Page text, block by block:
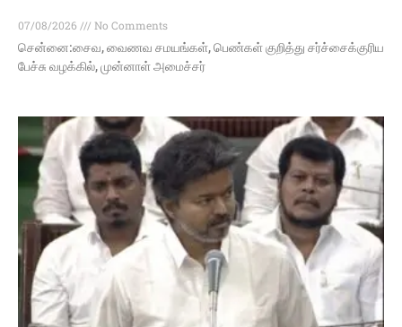
07/08/2026
No Comments
சென்னை:சைவ, வைணவ சமயங்கள், பெண்கள் குறித்து சர்ச்சைக்குரிய
பேச்சு வழக்கில், முன்னாள் அமைச்சர்